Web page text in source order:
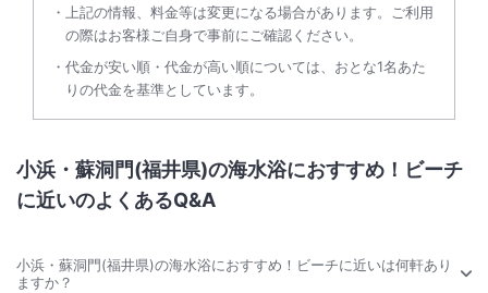
上記の情報、料金等は変更になる場合があります。ご利用
の際はお客様ご自身で事前にご確認ください。
代金が安い順・代金が高い順については、おとな1名あた
りの代金を基準としています。
小浜・蘇洞門(福井県)の海水浴におすすめ！ビーチ
に近いのよくあるQ&A
小浜・蘇洞門(福井県)の海水浴におすすめ！ビーチに近いは何軒あり
ますか？